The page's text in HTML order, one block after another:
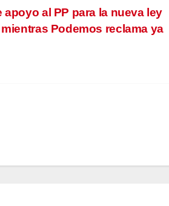
apoyo al PP para la nueva ley
Podemos reclama ya